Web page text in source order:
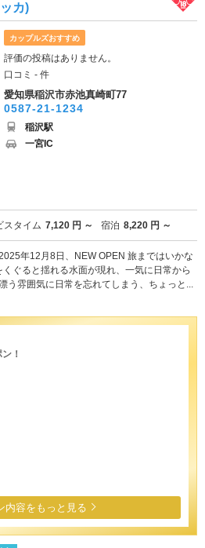
カ)
カップルズおすすめ
評価の投稿はありません。
口コミ - 件
愛知県稲沢市赤池真崎町77
0587-21-1234
稲沢駅
一宮IC
スタイム 7,120 円 ～ 宿泊 8,220 円 ～
年12月8日、NEW OPEN 旅まではいかな
ぐると揺れる水面が現れ、一気に日常から
う雰囲気に日常を忘れてしまう、ちょっと...
！
内容をもっと見る